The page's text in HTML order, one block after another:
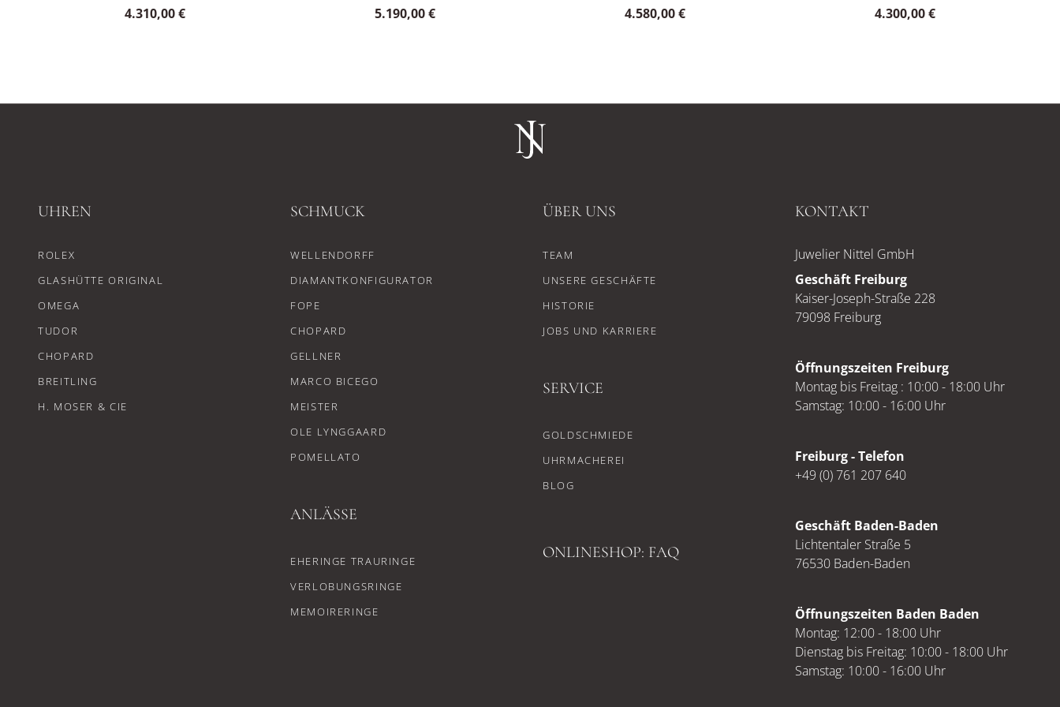
4.310,00 € 5.190,00 € 4.580,00 € 4.300,00 €
UHREN
ROLEX
GLASHÜTTE ORIGINAL
OMEGA
TUDOR
CHOPARD
BREITLING
H. MOSER & CIE
SCHMUCK
WELLENDORFF
DIAMANTKONFIGURATOR
FOPE
CHOPARD
GELLNER
MARCO BICEGO
MEISTER
OLE LYNGGAARD
POMELLATO
ANLÄSSE
EHERINGE TRAURINGE
VERLOBUNGSRINGE
MEMOIRERINGE
ÜBER UNS
TEAM
UNSERE GESCHÄFTE
HISTORIE
JOBS UND KARRIERE
SERVICE
GOLDSCHMIEDE
UHRMACHEREI
BLOG
ONLINESHOP: FAQ
KONTAKT
Juwelier Nittel GmbH
Geschäft Freiburg
Kaiser-Joseph-Straße 228
79098 Freiburg
Öffnungszeiten Freiburg
Montag bis Freitag : 10:00 - 18:00 Uhr
Samstag: 10:00 - 16:00 Uhr
Freiburg - Telefon
+49 (0) 761 207 640
Geschäft Baden-Baden
Lichtentaler Straße 5
76530 Baden-Baden
Öffnungszeiten Baden Baden
Montag: 12:00 - 18:00 Uhr
Dienstag bis Freitag: 10:00 - 18:00 Uhr
Samstag: 10:00 - 16:00 Uhr